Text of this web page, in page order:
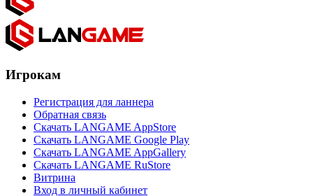
Игрокам
Регистрация для ланнера
Обратная связь
Скачать LANGAME AppStore
Скачать LANGAME Google Play
Скачать LANGAME AppGallery
Скачать LANGAME RuStore
Витрина
Вход в личный кабинет